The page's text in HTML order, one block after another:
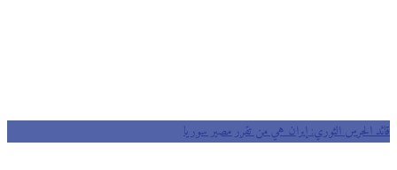
قائد الحرس الثوري: إيران هي من تقرر مصير سوريا